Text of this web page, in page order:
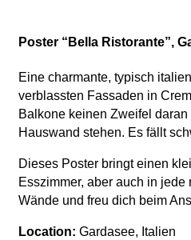
Poster “Bella Ristorante”,
Eine charmante, typisch
verblassten Fassaden in
Balkone keinen Zweifel
Hauswand stehen. Es fällt
Dieses Poster bringt einen
Esszimmer, aber auch in
Wände und freu dich beim
Location: Gardasee, Italien